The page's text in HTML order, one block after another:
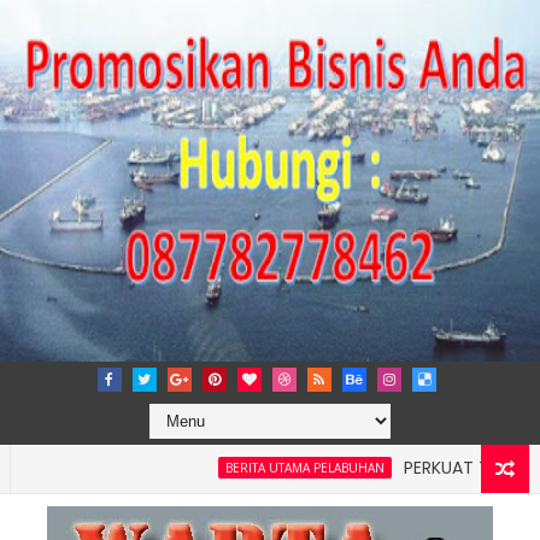
BERITA UTAMA PELABUHAN
PERKUAT TATA KELOLA
4: Pelindo Jasa Maritim Dengar Keluhan dan Kebutuhan